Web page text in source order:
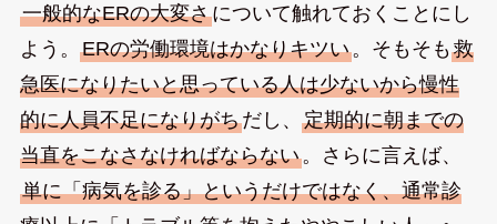
一般的なERの大変さについて触れておくことにし
よう。 ERの労働環境はかなりキツい。そもそも救
急医になりたいと思っている人は少ないから慢性
的に人員不足になりがちだし、 定期的に朝までの
当直をこなさなければならない。さらに言えば、
単に「病気を診る」というだけではなく、通常診